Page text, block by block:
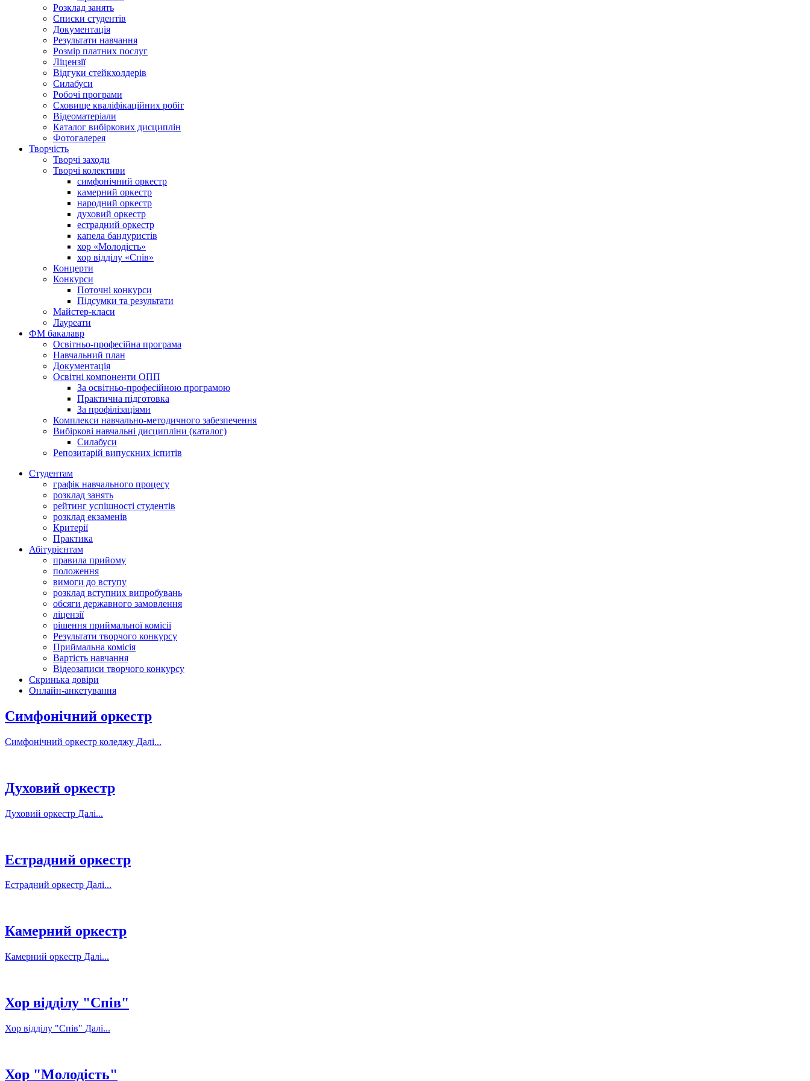
Розклад занять
Списки студентів
Документація
Результати навчання
Розмір платних послуг
Ліцензії
Відгуки стейкхолдерів
Силабуси
Робочі програми
Сховище кваліфікаційних робіт
Відеоматеріали
Каталог вибіркових дисциплін
Фотогалерея
Творчість
Творчі заходи
Творчі колективи
симфонічний оркестр
камерний оркестр
народний оркестр
духовий оркестр
естрадний оркестр
капела бандуристів
хор «Молодість»
хор відділу «Спів»
Концерти
Конкурси
Поточні конкурси
Підсумки та результати
Майстер-класи
Лауреати
ФМ бакалавр
Освітньо-професійна програма
Навчальний план
Документація
Освітні компоненти ОПП
За освітньо-професійною програмою
Практична підготовка
За профілізаціями
Комплекси навчально-методичного забезпечення
Вибіркові навчальні дисципліни (каталог)
Силабуси
Репозитарій випускних іспитів
Студентам
графік навчального процесу
розклад занять
рейтинг успішності студентів
розклад екзаменів
Критерії
Практика
Абітурієнтам
правила прийому
положення
вимоги до вступу
розклад вступних випробувань
обсяги державного замовлення
ліцензії
рішення приймальної комісії
Результати творчого конкурсу
Приймальна комісія
Вартість навчання
Відеозаписи творчого конкурсу
Скринька довіри
Онлайн-анкетування
Симфонічний оркестр
Симфонічний оркестр коледжу Далі...
Духовий оркестр
Духовий оркестр Далі...
Естрадний оркестр
Естрадний оркестр Далі...
Камерний оркестр
Камерний оркестр Далі...
Хор відділу "Спів"
Хор відділу "Спів" Далі...
Хор "Молодість"